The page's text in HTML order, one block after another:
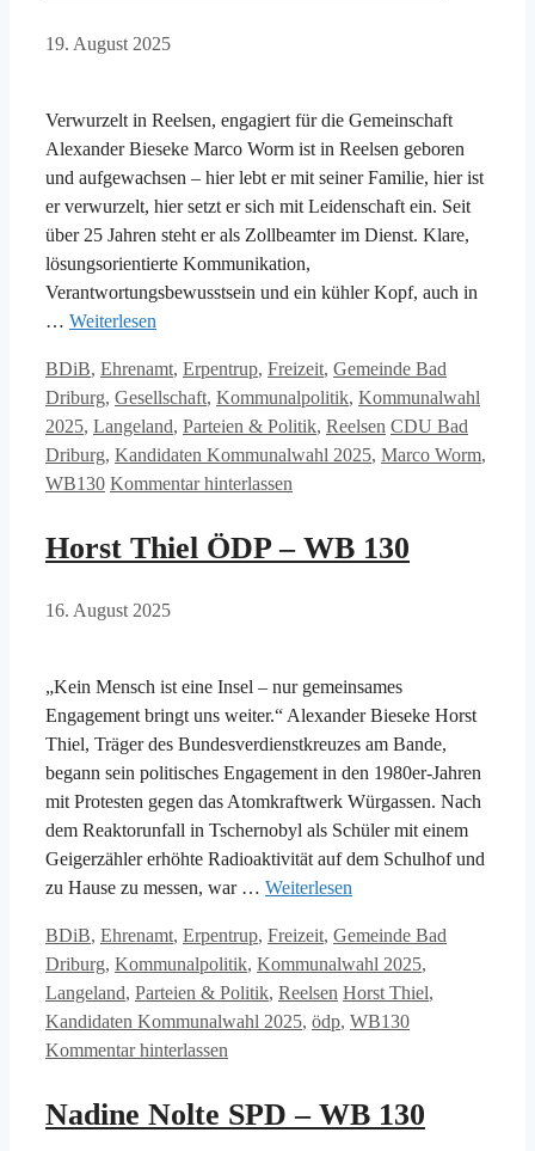
19. August 2025
Verwurzelt in Reelsen, engagiert für die Gemeinschaft
Alexander Bieseke Marco Worm ist in Reelsen geboren
und aufgewachsen – hier lebt er mit seiner Familie, hier ist
er verwurzelt, hier setzt er sich mit Leidenschaft ein. Seit
über 25 Jahren steht er als Zollbeamter im Dienst. Klare,
lösungsorientierte Kommunikation,
Verantwortungsbewusstsein und ein kühler Kopf, auch in
… Weiterlesen
Kategorien
BDiB, Ehrenamt, Erpentrup, Freizeit, Gemeinde Bad
Driburg, Gesellschaft, Kommunalpolitik, Kommunalwahl
2025, Langeland, Parteien & Politik, Reelsen Schlagwörter
CDU Bad
Driburg, Kandidaten Kommunalwahl 2025, Marco Worm,
WB130 Kommentar hinterlassen
Horst Thiel ÖDP – WB 130
16. August 2025
„Kein Mensch ist eine Insel – nur gemeinsames
Engagement bringt uns weiter.“ Alexander Bieseke Horst
Thiel, Träger des Bundesverdienstkreuzes am Bande,
begann sein politisches Engagement in den 1980er-Jahren
mit Protesten gegen das Atomkraftwerk Würgassen. Nach
dem Reaktorunfall in Tschernobyl als Schüler mit einem
Geigerzähler erhöhte Radioaktivität auf dem Schulhof und
zu Hause zu messen, war … Weiterlesen
Kategorien
BDiB, Ehrenamt, Erpentrup, Freizeit, Gemeinde Bad
Driburg, Kommunalpolitik, Kommunalwahl 2025,
Langeland, Parteien & Politik, Reelsen Schlagwörter
Horst Thiel,
Kandidaten Kommunalwahl 2025, ödp, WB130
Kommentar hinterlassen
Nadine Nolte SPD – WB 130